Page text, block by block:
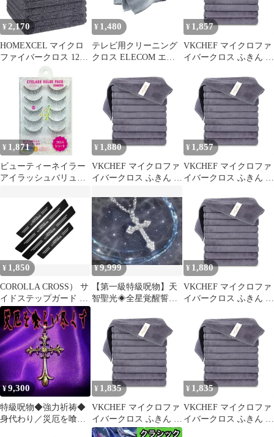
マホ タブレット 車内
テレビ メガネ拭き 用
B1117 M 1枚 0bd7f3b5
¥ 2,170
HOMEXCEL マイクロ
ファイバークロス 12枚
入 布巾 ふきん ぞうき
ん (食器拭きクロス/洗
車タオル/台拭き) キッ
チンクロス, 約
29.21×29.21cm (グレー)
(サイズ: 約29.21cm × 約
29.21cm)
¥ 1,480
テレビ用クリーニング
クロス ELECOM エレ
【普通郵便にて5営業日
以内発送】
¥ 1,857
VKCHEF マイクロファ
イバークロス ふきん 厚
ーニングタオル キッチ
ンタオル 業務用 ぞうき
ん 洗車 雑巾 食器 窓鏡
台拭き 掃除用品【10枚
ダークグレー
30*30cm】 1
¥ 1,871
ビューティーネイラー
アイラッシュバリュー
¥ 1,880
VKCHEF マイクロファ
イバークロス ふきん 厚
ーニングタオル キッチ
ンタオル 業務用 ぞうき
ん 洗車 雑巾 食器 窓鏡
台拭き 掃除用品【10枚
ダークグレー
30*30cm】 1
¥ 1,857
VKCHEF マイクロファ
イバークロス ふきん 厚
ーニングタオル キッチ
ンタオル 業務用 ぞうき
ん 洗車 雑巾 食器 窓鏡
台拭き 掃除用品【10枚
ダークグレー
30*30cm】 0
¥ 1,850
COROLLA CROSS） サ
イドステップガード 車
用 ドアガードステッカ
ー
¥9,999
【第一級特級呪物】天
智聖光◈全星覚醒誓装
栄光の首飾り金運向上
¥ 1,880
VKCHEF マイクロファ
イバークロス ふきん 厚
ーニングタオル キッチ
ンタオル 業務用 ぞうき
ん 洗車 雑巾 食器 窓鏡
台拭き 掃除用品【10枚
ダークグレー
30*30cm】 0
¥9,300
特級呪物◆強力祈祷◆
身代わり／災厄を喰ら
¥ 1,835
VKCHEF マイクロファ
イバークロス ふきん 厚
手 強力吸水 速乾 クリ
¥ 1,835
VKCHEF マイクロファ
イバークロス ふきん 厚